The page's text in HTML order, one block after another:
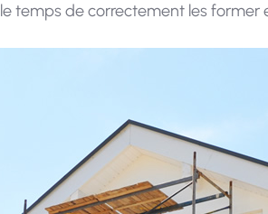
temps de correctement les